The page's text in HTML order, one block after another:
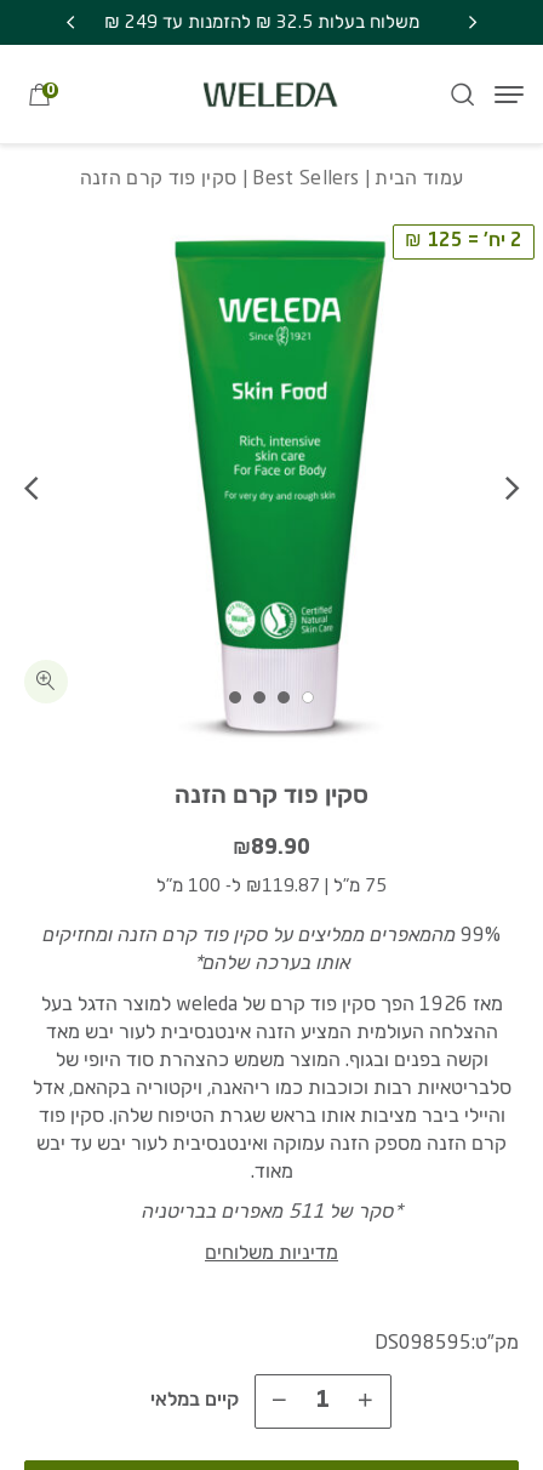
Skip to Content
משלוח בעלות 32.5 ₪ להזמנות עד 249 ₪
0
עמוד הבית Best Sellers | סקין פוד קרם הזנה
סקין פוד קרם הזנה
₪89.90
75 מ"ל ₪119.87 ל- 100 מ"ל
99% מהמאפרים ממליצים על סקין פוד קרם הזנה ומחזיקים
אותו בערכה שלהם*
מאז 1926 הפך סקין פוד קרם של weleda למוצר הדגל בעל
ההצלחה העולמית המציע הזנה אינטנסיבית לעור יבש מאד
וקשה בפנים ובגוף. המוצר משמש כהצהרת סוד היופי של
סלבריטאיות רבות וכוכבות כמו ריהאנה, ויקטוריה בקהאם, אדל
והיילי ביבר מציבות אותו בראש שגרת הטיפוח שלהן. סקין פוד
קרם הזנה מספק הזנה עמוקה ואינטנסיבית לעור יבש עד יבש
מאוד.
*סקר של 511 מאפרים בבריטניה
מדיניות משלוחים
מק"ט:DS098595
קיים במלאי
מידע נוסף על המוצר
נתוני תכונות המוצר
2 יח' = 125 ₪
בחזרה למעלה